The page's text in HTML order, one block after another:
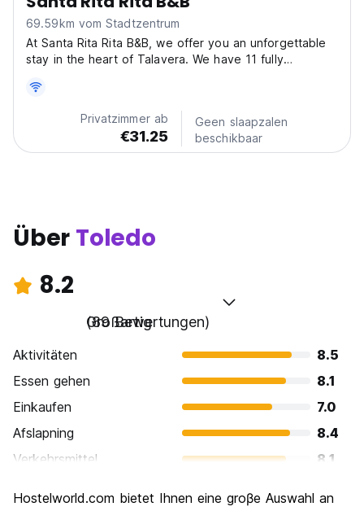
69.59km vom Stadtzentrum
At Santa Rita Rita B&B, we offer you an unforgettable
stay in the heart of Talavera. We have 11 fully
work, a minibar, air conditioning, a ceiling fan, a
Tassimo coffee maker, and a TV with Netflix and
Privatzimmer ab
€31.25
Geen slaapzalen
beschikbaar
Über Toledo
8.2
Großartig
(89 Bewertungen)
Aktivitäten
8.5
Essen gehen
8.1
Einkaufen
7.0
Afslapning
8.4
Verkehrsmittel
8.1
Hostelworld.com bietet Ihnen eine groβe Auswahl an